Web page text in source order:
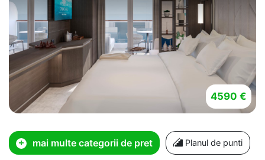
4590 €
mai multe categorii de pret Planul de punti